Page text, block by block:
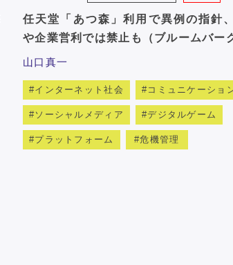
任天堂「あつ森」利用で異例の指針
や企業営利では禁止も（ブルームバー
山口真一
インターネット社会 コミュニケーショ
ソーシャルメディア デジタルゲーム
プラットフォーム 危機管理